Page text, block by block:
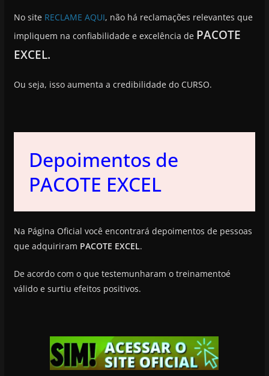
No site RECLAME AQUI, não há reclamações relevantes que
impliquem na confiabilidade e excelência de PACOTE
EXCEL.
Ou seja, isso aumenta a credibilidade do CURSO.
Depoimentos de
PACOTE EXCEL
Na Página Oficial você encontrará depoimentos de pessoas
que adquiriram PACOTE EXCEL.
De acordo com o que testemunharam o treinamentoé
válido e surtiu efeitos positivos.